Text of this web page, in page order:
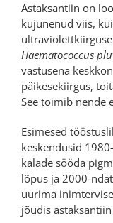
Astaksantiin on
kujunenud viis,
Haematococcus
vastusena
päikesekiirgus,
See toimib nende
Esimesed
keskendusid
kalade sööda
lõpus ja 2000-
uurima
jõudis